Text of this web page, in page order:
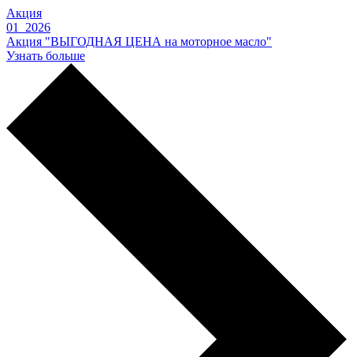
Акция
01 2026
Акция "ВЫГОДНАЯ ЦЕНА на моторное масло"
Узнать больше